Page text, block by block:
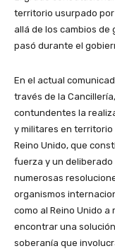
territorio usurpado por
allá de los cambios de
pasó durante el
En el actual
través de la
contundentes la
y militares en
Reino Unido, que
fuerza y un
numerosas
organismos
como al Reino Unido
encontrar una
soberanía que